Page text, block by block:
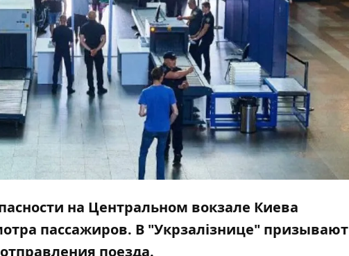
на Центральном вокзале Киева
пассажиров. В "Укрзалізнице" призывают
поезда.